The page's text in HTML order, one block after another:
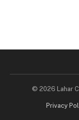
© 2026 Lahar
Privacy